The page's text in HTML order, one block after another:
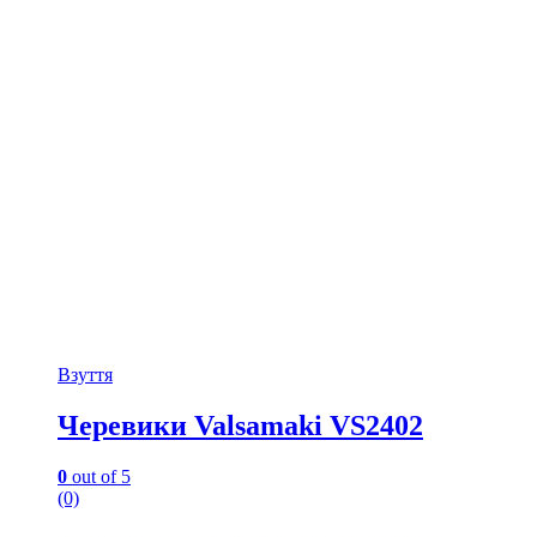
Взуття
Черевики Valsamaki VS2402
0 out of 5
(0)